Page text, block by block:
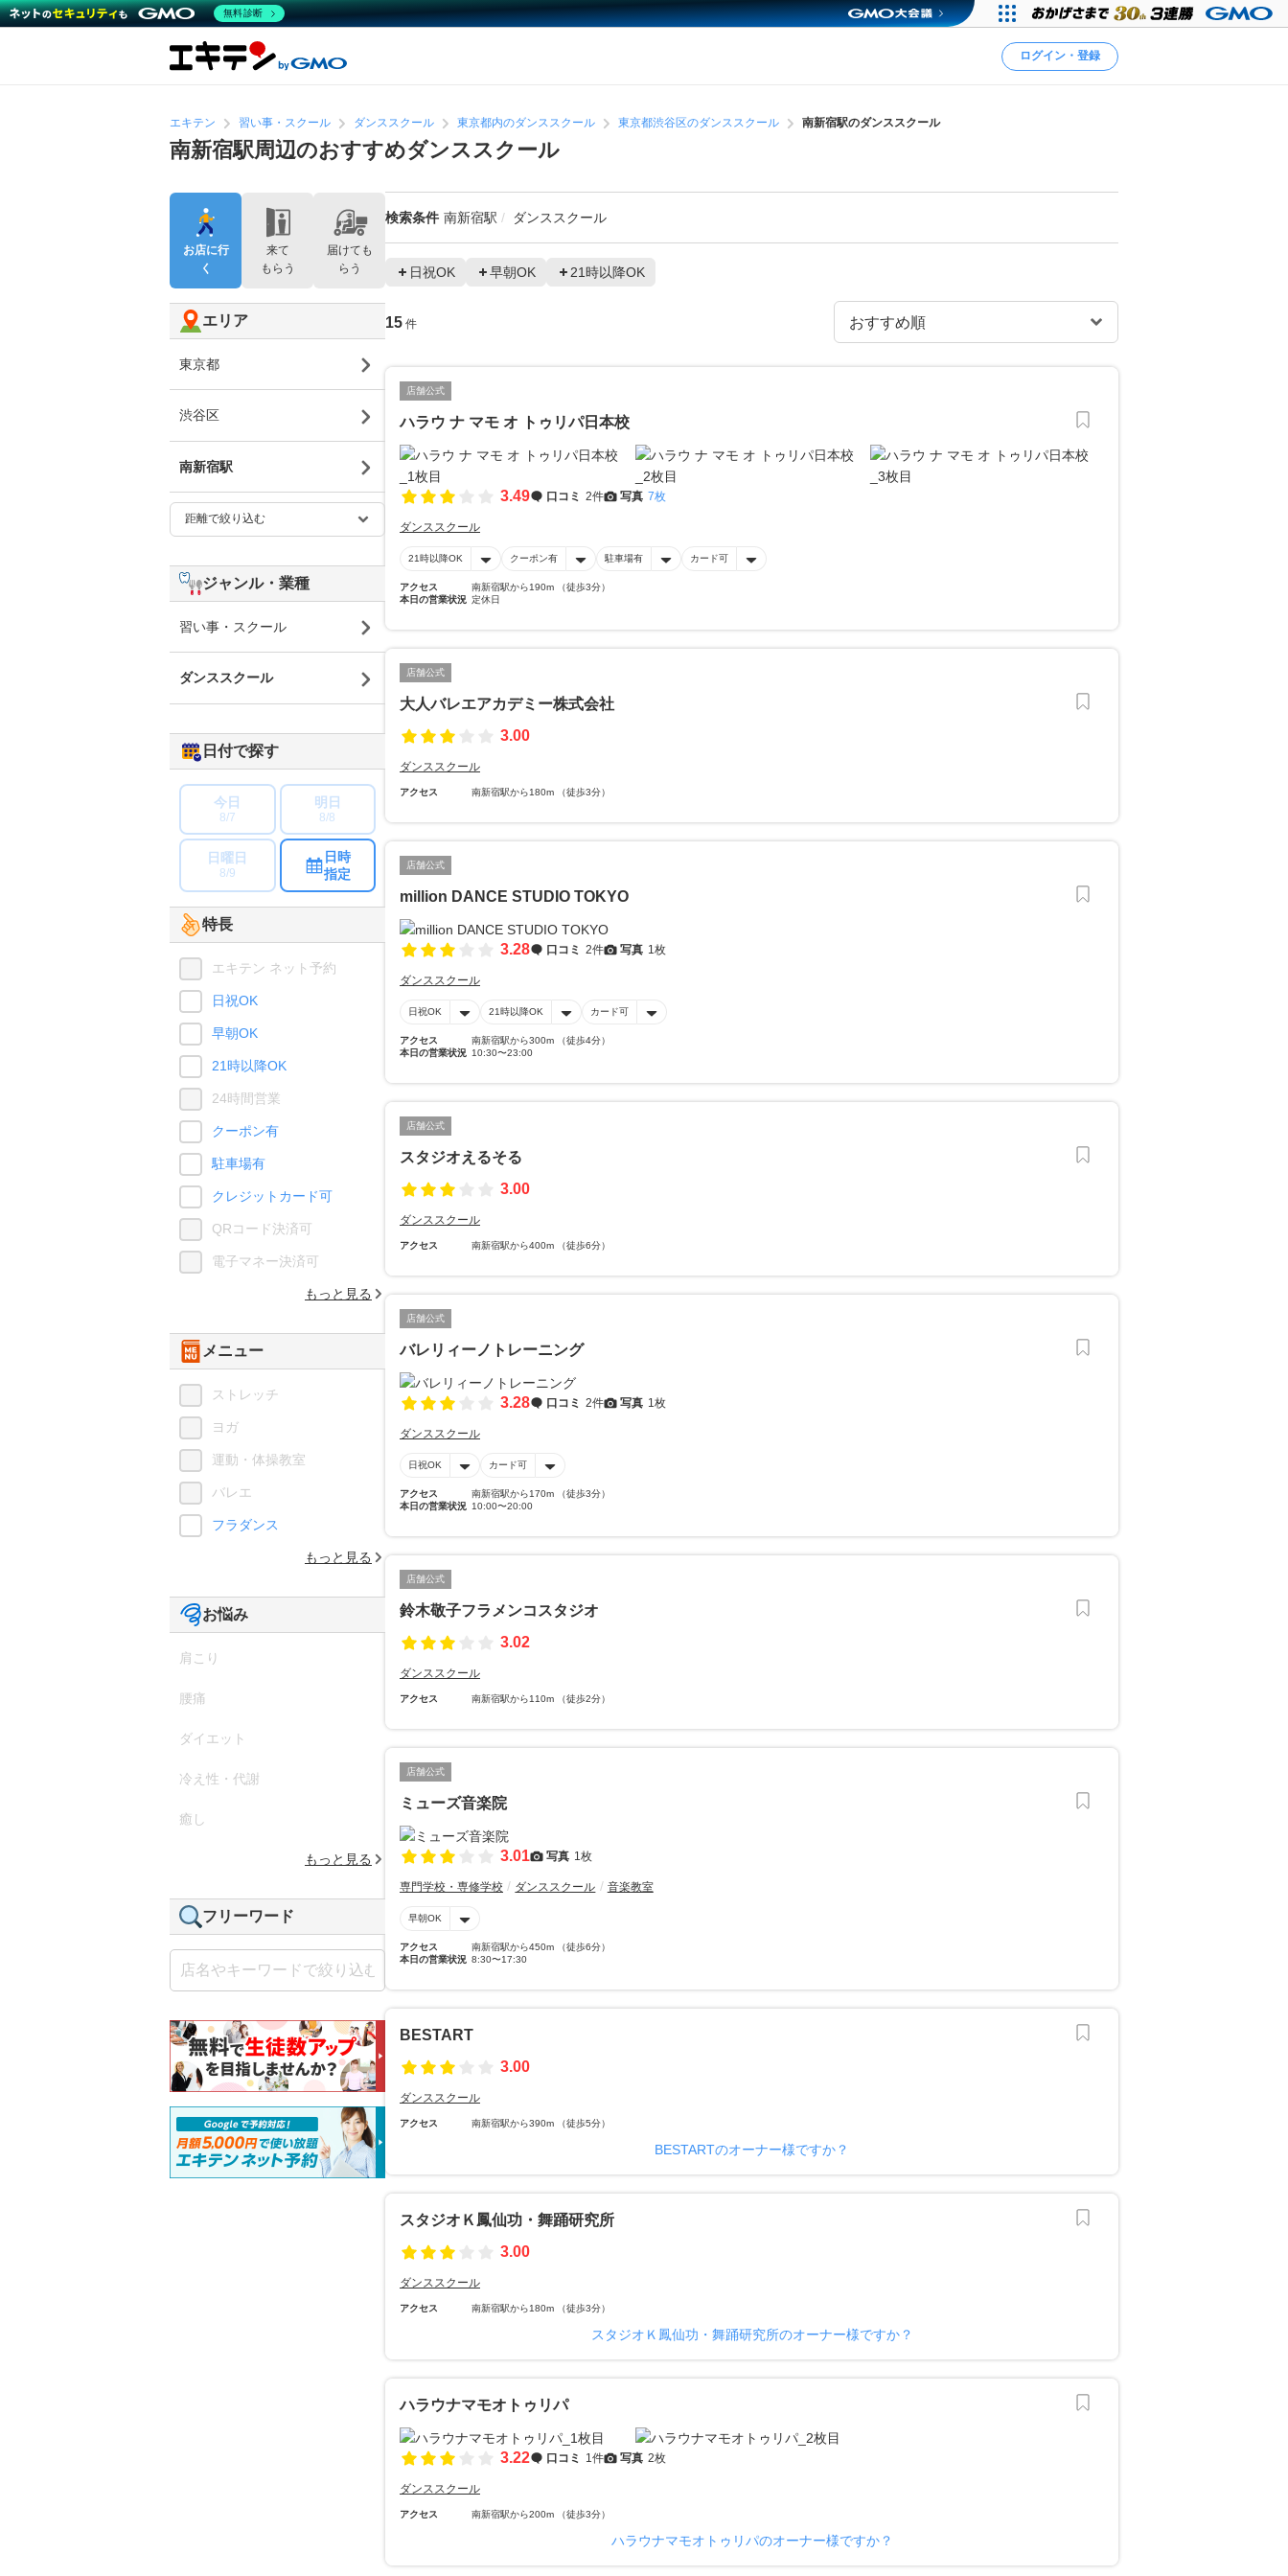
ログイン・登録
エキテン 習い事・スクール ダンススクール 東京都内のダンススクール 東京都渋谷区のダンススクール 南新宿駅のダンススクール
南新宿駅周辺のおすすめダンススクール
検索条件 南新宿駅 ダンススクール
日祝OK 早朝OK 21時以降OK
15 件
店舗公式
ハラウ ナ マモ オ トゥリパ日本校
3.49 口コミ 2件 写真 7枚
ダンススクール
21時以降OK クーポン有 駐車場有 カード可
アクセス
南新宿駅から190m （徒歩3分）
本日の営業状況 定休日
店舗公式
大人バレエアカデミー株式会社
3.00
ダンススクール
アクセス 南新宿駅から180m （徒歩3分）
店舗公式
million DANCE STUDIO TOKYO
3.28 口コミ 2件 写真 1枚
ダンススクール
日祝OK 21時以降OK カード可
アクセス
南新宿駅から300m （徒歩4分）
本日の営業状況 10:30〜23:00
店舗公式
スタジオえるそる
3.00
ダンススクール
アクセス 南新宿駅から400m （徒歩6分）
店舗公式
バレリィーノトレーニング
3.28 口コミ 2件 写真 1枚
ダンススクール
日祝OK カード可
アクセス
南新宿駅から170m （徒歩3分）
本日の営業状況 10:00〜20:00
店舗公式
鈴木敬子フラメンコスタジオ
3.02
ダンススクール
アクセス 南新宿駅から110m （徒歩2分）
店舗公式
ミューズ音楽院
3.01 写真 1枚
専門学校・専修学校 ダンススクール 音楽教室
早朝OK
アクセス
南新宿駅から450m （徒歩6分）
本日の営業状況 8:30〜17:30
BESTART
3.00
ダンススクール
アクセス 南新宿駅から390m （徒歩5分）
BESTARTのオーナー様ですか？
スタジオＫ鳳仙功・舞踊研究所
3.00
ダンススクール
アクセス 南新宿駅から180m （徒歩3分）
スタジオＫ鳳仙功・舞踊研究所のオーナー様ですか？
ハラウナマモオトゥリパ
3.22 口コミ 1件 写真 2枚
ダンススクール
アクセス 南新宿駅から200m （徒歩3分）
ハラウナマモオトゥリパのオーナー様ですか？
お店に行
く
来て
もらう
届けても
らう
エリア
東京都
渋谷区
南新宿駅
ジャンル・業種
習い事・スクール
ダンススクール
日付で探す
今日
8/7
明日
8/8
日曜日
8/9
日時
指定
特長
エキテン ネット予約
日祝OK
早朝OK
21時以降OK
24時間営業
クーポン有
駐車場有
クレジットカード可
QRコード決済可
電子マネー決済可
もっと見る
メニュー
ストレッチ
ヨガ
運動・体操教室
バレエ
フラダンス
もっと見る
お悩み
肩こり
腰痛
ダイエット
冷え性・代謝
癒し
もっと見る
フリーワード
無料診断